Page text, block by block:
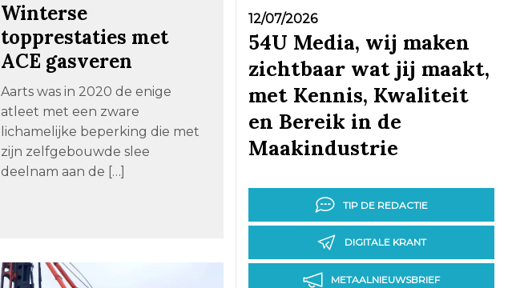
Winterse
topprestaties met
ACE gasveren
Aarts was in 2020 de enige
atleet met een zware
lichamelijke beperking die met
zijn zelfgebouwde slee
deelnam aan de […]
12/07/2026
54U Media, wij maken
zichtbaar wat jij maakt,
met Kennis, Kwaliteit
en Bereik in de
Maakindustrie
TIP DE REDACTIE
DIGITALE KRANT
METAALNIEUWSBRIEF